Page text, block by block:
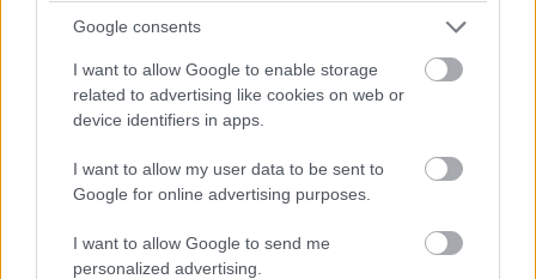
Google consents
I want to allow Google to enable storage
related to advertising like cookies on web or
device identifiers in apps.
I want to allow my user data to be sent to
Google for online advertising purposes.
I want to allow Google to send me
personalized advertising.